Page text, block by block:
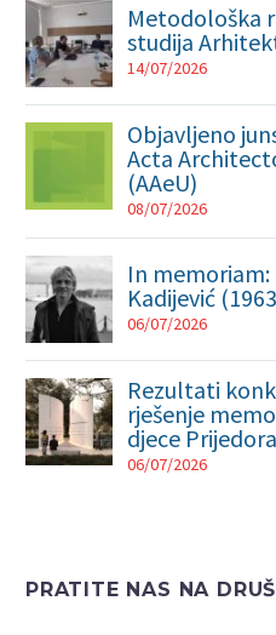
Metodološka
studija
14/07/2026
Objavljeno
Acta
(AAeU)
08/07/2026
In memoriam:
Kadijević
06/07/2026
Rezultati
rješenje
djece Prijedora
06/07/2026
PRATITE NAS NA